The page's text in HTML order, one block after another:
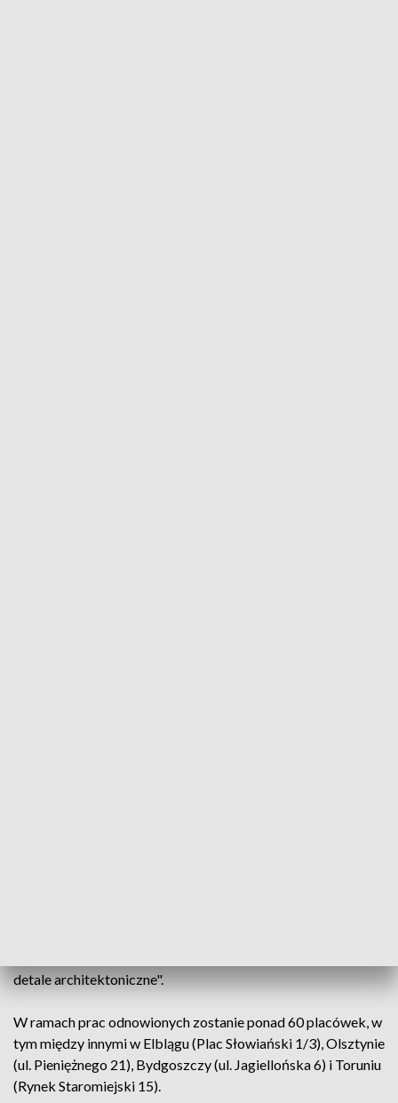
detale architektoniczne".
W ramach prac odnowionych zostanie ponad 60 placówek, w
tym między innymi w Elblągu (Plac Słowiański 1/3), Olsztynie
(ul. Pieniężnego 21), Bydgoszczy (ul. Jagiellońska 6) i Toruniu
(Rynek Staromiejski 15).